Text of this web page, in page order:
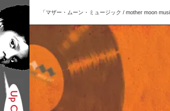
「マザー・ムーン・ミュージック / mother moon